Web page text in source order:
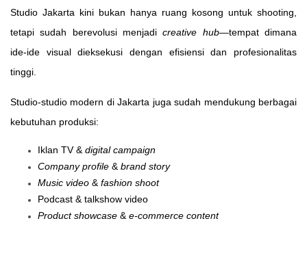
Studio Jakarta kini bukan hanya ruang kosong untuk shooting,
tetapi sudah berevolusi menjadicreative hub—tempat dimana
ide-ide visual dieksekusi dengan efisiensi dan profesionalitas
tinggi.
Studio-studio modern di Jakarta juga sudah mendukung berbagai
kebutuhan produksi:
Iklan TV & digital campaign
Company profile & brand story
Music video & fashion shoot
Podcast & talkshow video
Product showcase & e-commerce content